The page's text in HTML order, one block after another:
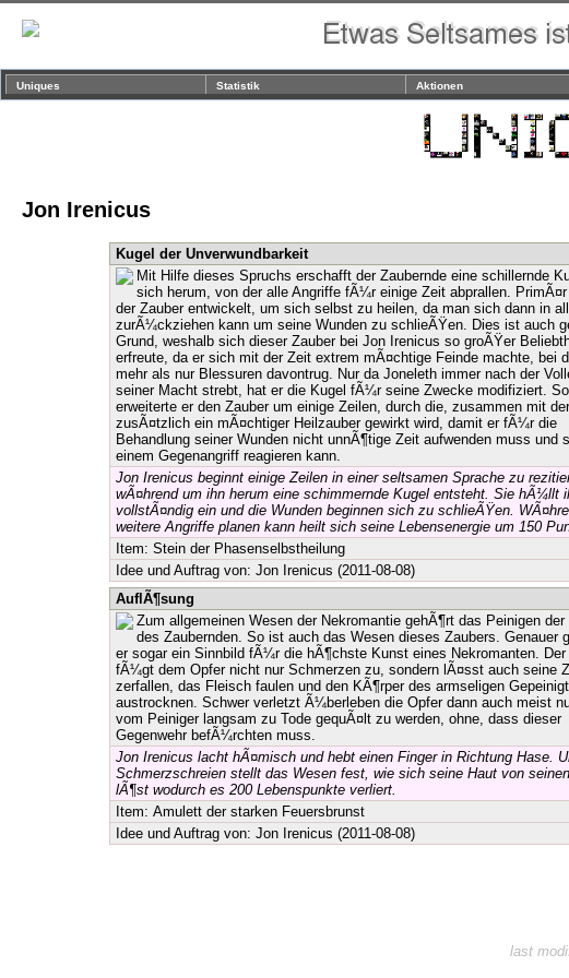
Uniques Statistik Aktionen
Jon Irenicus
Kugel der Unverwundbarkeit
Mit Hilfe dieses Spruchs erschafft der Zaubernde eine schillernde
sich herum, von der alle Angriffe fÃ¼r einige Zeit abprallen. PrimÃ¤r
der Zauber entwickelt, um sich selbst zu heilen, da man sich dann in
zurÃ¼ckziehen kann um seine Wunden zu schlieÃŸen. Dies ist auch
Grund, weshalb sich dieser Zauber bei Jon Irenicus so groÃŸer
erfreute, da er sich mit der Zeit extrem mÃ¤chtige Feinde machte, bei
mehr als nur Blessuren davontrug. Nur da Joneleth immer nach der
seiner Macht strebt, hat er die Kugel fÃ¼r seine Zwecke modifiziert. So
erweiterte er den Zauber um einige Zeilen, durch die, zusammen mit
zusÃ¤tzlich ein mÃ¤chtiger Heilzauber gewirkt wird, damit er fÃ¼r die
Behandlung seiner Wunden nicht unnÃ¶tige Zeit aufwenden muss und
einem Gegenangriff reagieren kann.
Jon Irenicus beginnt einige Zeilen in einer seltsamen Sprache zu
wÃ¤hrend um ihn herum eine schimmernde Kugel entsteht. Sie hÃ¼llt
vollstÃ¤ndig ein und die Wunden beginnen sich zu schlieÃŸen.
weitere Angriffe planen kann heilt sich seine Lebensenergie um 150
Item: Stein der Phasenselbstheilung
Idee und Auftrag von: Jon Irenicus (2011-08-08)
AuflÃ¶sung
Zum allgemeinen Wesen der Nekromantie gehÃ¶rt das Peinigen der
des Zaubernden. So ist auch das Wesen dieses Zaubers. Genauer
er sogar ein Sinnbild fÃ¼r die hÃ¶chste Kunst eines Nekromanten. Der
fÃ¼gt dem Opfer nicht nur Schmerzen zu, sondern lÃ¤sst auch seine
zerfallen, das Fleisch faulen und den KÃ¶rper des armseligen
austrocknen. Schwer verletzt Ã¼berleben die Opfer dann auch meist
vom Peiniger langsam zu Tode gequÃ¤lt zu werden, ohne, dass dieser
Gegenwehr befÃ¼rchten muss.
Jon Irenicus lacht hÃ¤misch und hebt einen Finger in Richtung Hase.
Schmerzschreien stellt das Wesen fest, wie sich seine Haut von
lÃ¶st wodurch es 200 Lebenspunkte verliert.
Item: Amulett der starken Feuersbrunst
Idee und Auftrag von: Jon Irenicus (2011-08-08)
last